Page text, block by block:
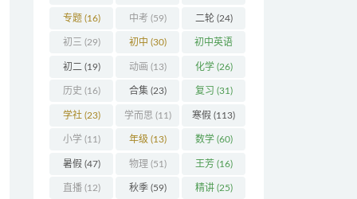
专题 (16) 中考 (59) 二轮(24)
初三 (29) 初中 (30) 初中英语
(32)
初二 (19) 动画 (13) 化学(26)
历史 (16) 合集(23) 复习 (31)
学社(23) 学而思 (11) 寒假 (113)
小学(11) 年级 (13) 数学(60)
暑假 (47) 物理 (51) 王芳(16)
直播(12) 秋季(59) 精讲(25)